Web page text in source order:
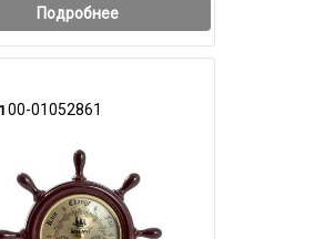
Подробнее
00-01052861